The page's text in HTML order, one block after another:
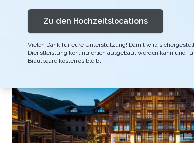
nehmen und innezuhalten.
Zu den Hochzeitslocations
Vielen Dank für eure Unterstützung! Damit wird
Dienstleistung kontinuierlich ausgebaut werden kann und
Brautpaare kostenlos bleibt.